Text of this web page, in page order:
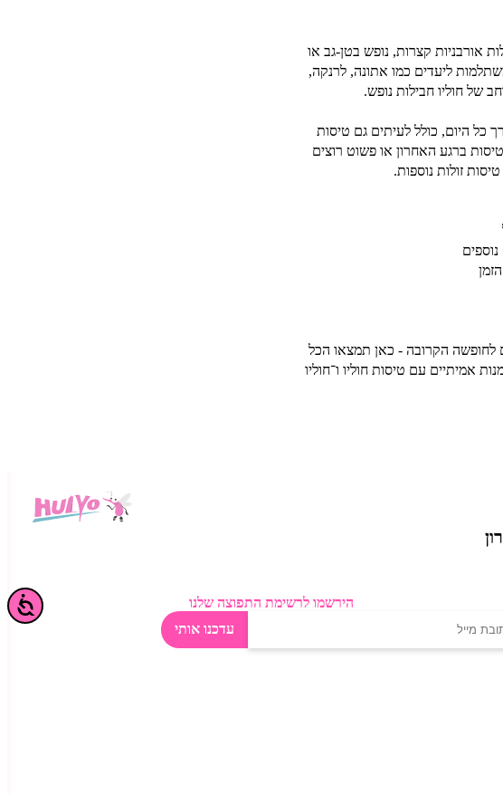
אורבניות קצרות, נופש בטן-גב או
ליעדים כמו אתונה, לרנקה,
כל היום, כולל לעיתים גם טיסות
ברגע האחרון או פשוט רוצים
זולות נוספות.
לחופשה הקרובה - כאן תמצאו הכל
אמיתיים עם טיסות חוליו ו־חוליו
הירשמו לרשימת התפוצה שלנו
עדכנו אותי